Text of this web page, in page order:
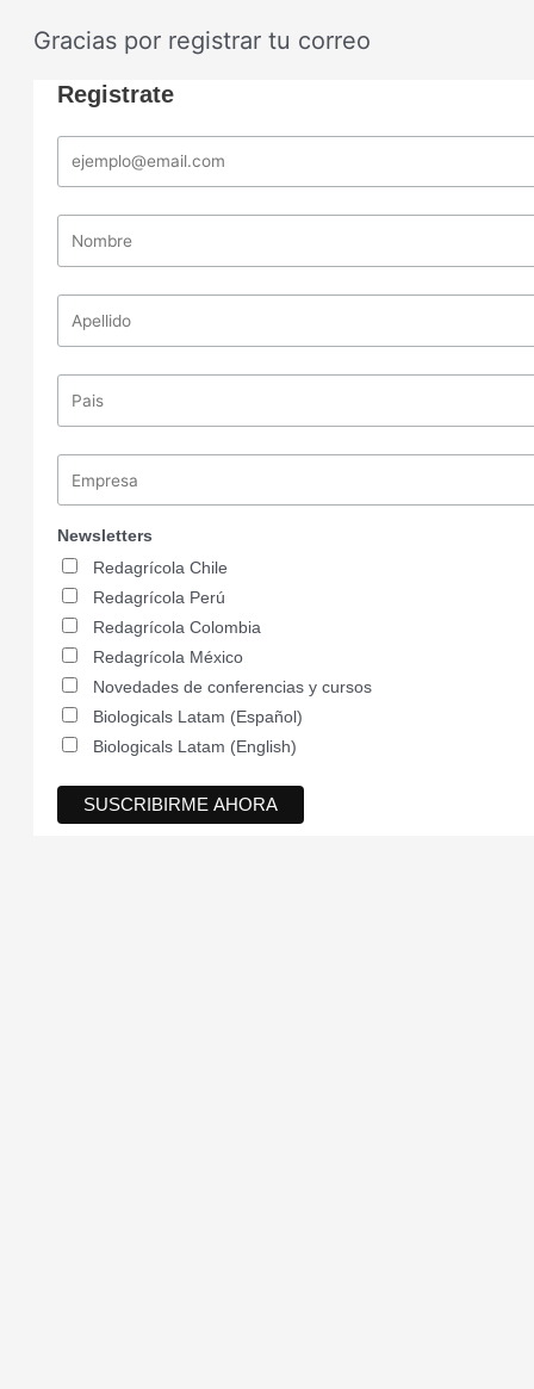
Gracias por registrar tu correo
Registrate
Newsletters
Redagrícola Chile
Redagrícola Perú
Redagrícola Colombia
Redagrícola México
Novedades de conferencias y cursos
Biologicals Latam (Español)
Biologicals Latam (English)